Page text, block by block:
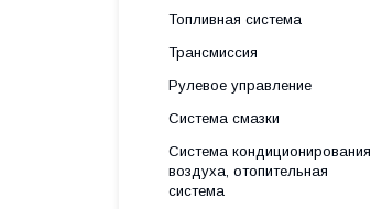
Топливная система
Трансмиссия
Рулевое управление
Система смазки
Система кондиционирования
воздуха, отопительная
система